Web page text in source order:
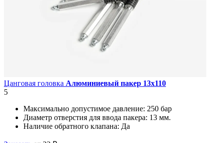
Цанговая головка Алюминиевый пакер 13х110
5
Максимально допустимое давление: 250 бар
Диаметр отверстия для ввода пакера: 13 мм.
Наличие обратного клапана: Да